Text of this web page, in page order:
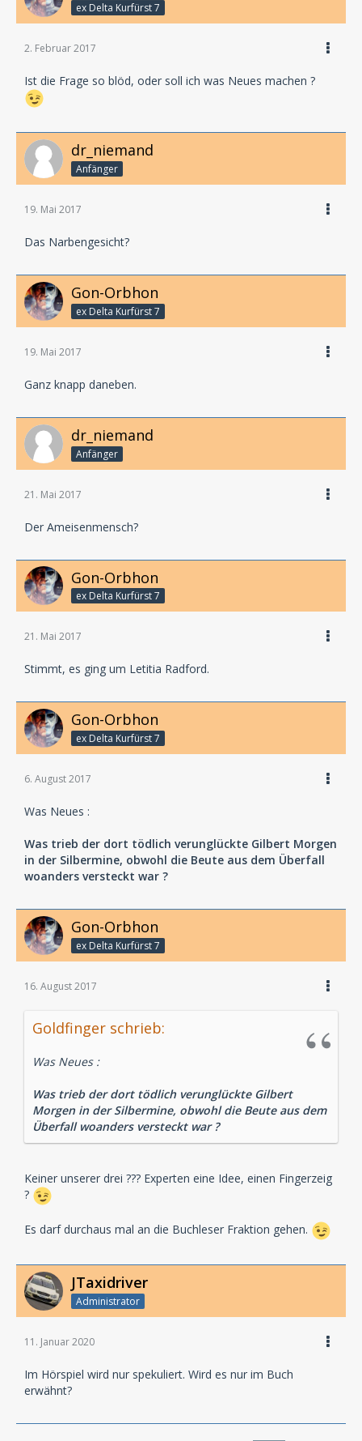
ex Delta Kurfürst 7
2. Februar 2017
Ist die Frage so blöd, oder soll ich was Neues machen ?
dr_niemand
Anfänger
19. Mai 2017
Das Narbengesicht?
Gon-Orbhon
ex Delta Kurfürst 7
19. Mai 2017
Ganz knapp daneben.
dr_niemand
Anfänger
21. Mai 2017
Der Ameisenmensch?
Gon-Orbhon
ex Delta Kurfürst 7
21. Mai 2017
Stimmt, es ging um Letitia Radford.
Gon-Orbhon
ex Delta Kurfürst 7
6. August 2017
Was Neues :
Was trieb der dort tödlich verunglückte Gilbert Morgen
in der Silbermine, obwohl die Beute aus dem Überfall
woanders versteckt war ?
Gon-Orbhon
ex Delta Kurfürst 7
16. August 2017
Goldfinger schrieb:
Was Neues :
Was trieb der dort tödlich verunglückte Gilbert
Morgen in der Silbermine, obwohl die Beute aus dem
Überfall woanders versteckt war ?
Keiner unserer drei ??? Experten eine Idee, einen Fingerzeig
?
Es darf durchaus mal an die Buchleser Fraktion gehen.
JTaxidriver
Administrator
11. Januar 2020
Im Hörspiel wird nur spekuliert. Wird es nur im Buch
erwähnt?